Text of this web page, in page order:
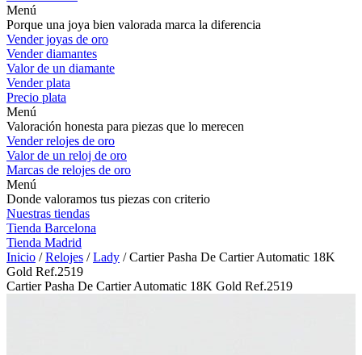
Menú
Porque una joya bien valorada marca la diferencia
Vender joyas de oro
Vender diamantes
Valor de un diamante
Vender plata
Precio plata
Menú
Valoración honesta para piezas que lo merecen
Vender relojes de oro
Valor de un reloj de oro
Marcas de relojes de oro
Menú
Donde valoramos tus piezas con criterio
Nuestras tiendas
Tienda Barcelona
Tienda Madrid
Inicio /Relojes /Lady / Cartier Pasha De Cartier Automatic 18K
Gold Ref.2519
Cartier Pasha De Cartier Automatic 18K Gold Ref.2519